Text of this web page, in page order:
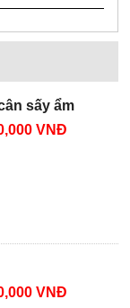
sấy ẩm
VNĐ
VNĐ